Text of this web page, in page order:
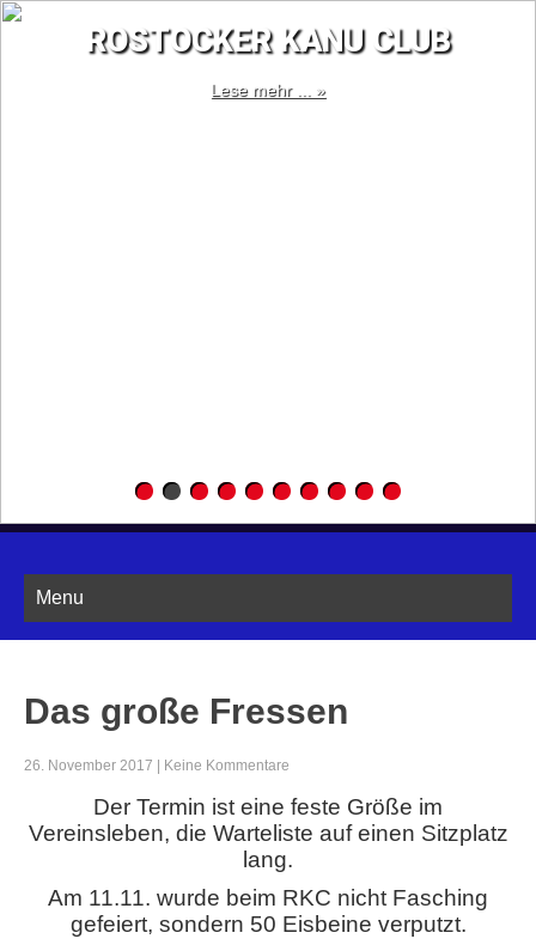
ROSTOCKER KANU CLUB
Lese mehr ... »
Menu
Das große Fressen
26. November 2017 | Keine Kommentare
Der Termin ist eine feste Größe im
Vereinsleben, die Warteliste auf einen Sitzplatz
lang.
Am 11.11. wurde beim RKC nicht Fasching
gefeiert, sondern 50 Eisbeine verputzt.